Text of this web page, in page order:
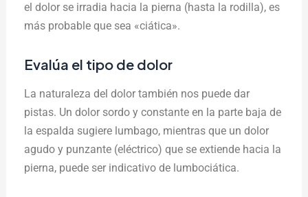
el dolor se irradia hacia la pierna (hasta la rodilla), es
más probable que sea «ciática».
Evalúa el tipo de dolor
La naturaleza del dolor también nos puede dar
pistas. Un dolor sordo y constante en la parte baja de
la espalda sugiere lumbago, mientras que un dolor
agudo y punzante (eléctrico) que se extiende hacia la
pierna, puede ser indicativo de lumbociática.